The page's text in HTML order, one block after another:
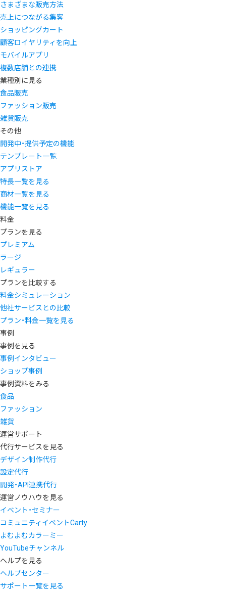
さまざまな販売方法
売上につながる集客
ショッピングカート
顧客ロイヤリティを向上
モバイルアプリ
複数店舗との連携
業種別に見る
食品販売
ファッション販売
雑貨販売
その他
開発中・提供予定の機能
テンプレート一覧
アプリストア
特長一覧を見る
商材一覧を見る
機能一覧を見る
料金
プランを見る
プレミアム
ラージ
レギュラー
プランを比較する
料金シミュレーション
他社サービスとの比較
プラン・料金一覧を見る
事例
事例を見る
事例インタビュー
ショップ事例
事例資料をみる
食品
ファッション
雑貨
運営サポート
代行サービスを見る
デザイン制作代行
設定代行
開発・API連携代行
運営ノウハウを見る
イベント・セミナー
コミュニティイベントCarty
よむよむカラーミー
YouTubeチャンネル
ヘルプを見る
ヘルプセンター
サポート一覧を見る